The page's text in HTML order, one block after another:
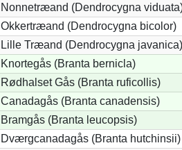
Nonnetræand (Dendrocygna
Okkertræand (Dendrocygna bicolor)
Lille Træand (Dendrocygna javanica)
Knortegås (Branta bernicla)
Rødhalset Gås (Branta ruficollis)
Canadagås (Branta canadensis)
Bramgås (Branta leucopsis)
Dværgcanadagås (Branta hutchinsii)